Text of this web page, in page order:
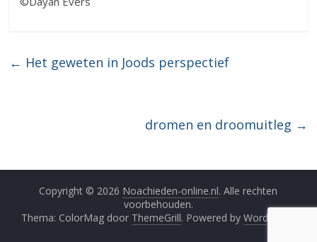
← Het geweten in Joods perspectief
dromen en droomuitleg →
Copyright © 2026 Noachieden-online.nl. Alle rechten
voorbehouden.
Thema: ColorMag door ThemeGrill. Powered by WordPress